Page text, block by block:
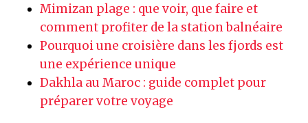
Mimizan plage : que voir, que faire et
comment profiter de la station balnéaire
Pourquoi une croisière dans les fjords est
une expérience unique
Dakhla au Maroc : guide complet pour
préparer votre voyage